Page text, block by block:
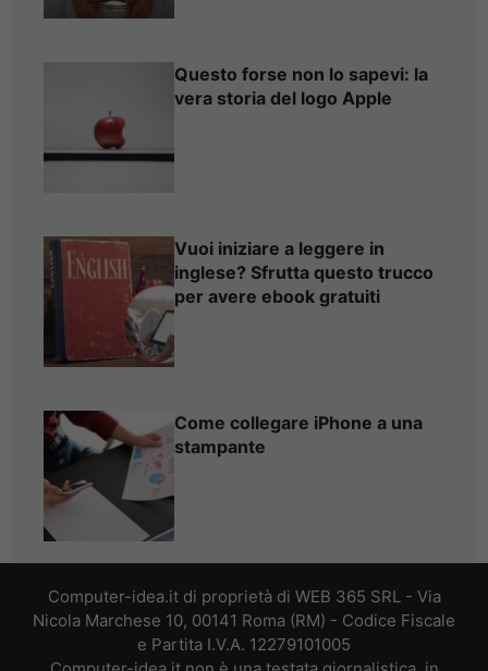
Questo forse non lo sapevi: la
vera storia del logo Apple
Vuoi iniziare a leggere in
inglese? Sfrutta questo trucco
per avere ebook gratuiti
Come collegare iPhone a una
stampante
Computer-idea.it di proprietà di WEB 365 SRL - Via
Nicola Marchese 10, 00141 Roma (RM) - Codice Fiscale
e Partita I.V.A. 12279101005